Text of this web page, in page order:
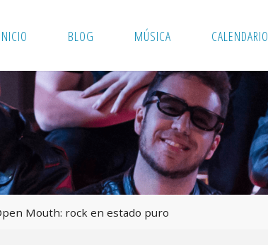
INICIO BLOG MÚSICA CALENDARIO
Mouth: rock en estado puro